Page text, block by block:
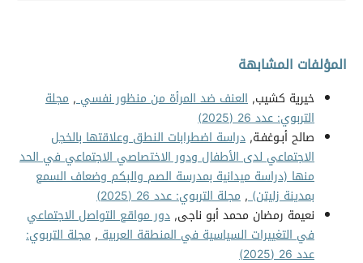
المؤلفات المشابهة
خيرية كشيب, العنف ضد المرأة من منظور نفسي, مجلة
التربوي: عدد 26 (2025)
صالح أبـوغفـة, دراسة اضطرابات النطق وعلاقتها بالخجل
الاجتماعي لدى الأطفال ودور الاختصاصي الاجتماعي في الحد
منها (دراسة ميدانية بمدرسة الصم والبكم وضعاف السمع
بمدينة زليتن), مجلة التربوي: عدد 26 (2025)
نعيمة رمضان محمد أبو ناجى, دور مواقع التواصل الاجتماعي
في التغييرات السياسية في المنطقة العربية, مجلة التربوي:
عدد 26 (2025)